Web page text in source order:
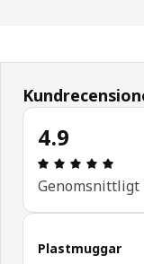
4.9
Hoppa över
Plastmuggar